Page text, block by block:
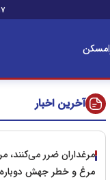
۱۷/
|مسکن
آخرین اخبار
مرغداران ضرر می‌کنند،
مرغ و خطر جهش